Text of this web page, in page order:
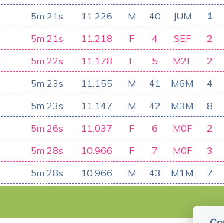
5m 21s 11.226 M 40 JUM 1
5m 21s 11.218 F 4 SEF 2
5m 22s 11.178 F 5 M2F 2
5m 23s 11.155 M 41 M6M 4
5m 23s 11.147 M 42 M3M 8
5m 26s 11.037 F 6 M0F 2
5m 28s 10.966 F 7 M0F 3
5m 28s 10.966 M 43 M1M 7